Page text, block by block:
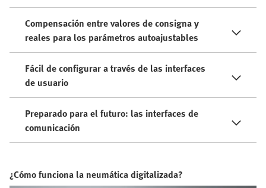
Compensación entre valores de consigna y
reales para los parámetros autoajustables
Fácil de configurar a través de las interfaces
de usuario
Preparado para el futuro: las interfaces de
comunicación
¿Cómo funciona la neumática digitalizada?